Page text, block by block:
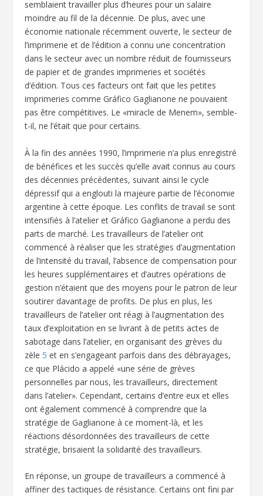
semblaient travailler plus d’heures pour un salaire
moindre au fil de la décennie. De plus, avec une
économie nationale récemment ouverte, le secteur de
l’imprimerie et de l’édition a connu une concentration
dans le secteur avec un nombre réduit de fournisseurs
de papier et de grandes imprimeries et sociétés
d’édition. Tous ces facteurs ont fait que les petites
imprimeries comme Gráfico Gaglianone ne pouvaient
pas être compétitives. Le «miracle de Menem», semble-
t-il, ne l’était que pour certains.
À la fin des années 1990, l’imprimerie n’a plus enregistré
de bénéfices et les succès qu’elle avait connus au cours
des décennies précédentes, suivant ainsi le cycle
dépressif qui a englouti la majeure partie de l’économie
argentine à cette époque. Les conflits de travail se sont
intensifiés à l’atelier et Gráfico Gaglianone a perdu des
parts de marché. Les travailleurs de l’atelier ont
commencé à réaliser que les stratégies d’augmentation
de l’intensité du travail, l’absence de compensation pour
les heures supplémentaires et d’autres opérations de
gestion n’étaient que des moyens pour le patron de leur
soutirer davantage de profits. De plus en plus, les
travailleurs de l’atelier ont réagi à l’augmentation des
taux d’exploitation en se livrant à de petits actes de
sabotage dans l’atelier, en organisant des grèves du
zèle5 et en s’engageant parfois dans des débrayages,
ce que Plácido a appelé «une série de grèves
personnelles par nous, les travailleurs, directement
dans l’atelier». Cependant, certains d’entre eux et elles
ont également commencé à comprendre que la
stratégie de Gaglianone à ce moment-là, et les
réactions désordonnées des travailleurs de cette
stratégie, brisaient la solidarité des travailleurs.
En réponse, un groupe de travailleurs a commencé à
affiner des tactiques de résistance. Certains ont fini par